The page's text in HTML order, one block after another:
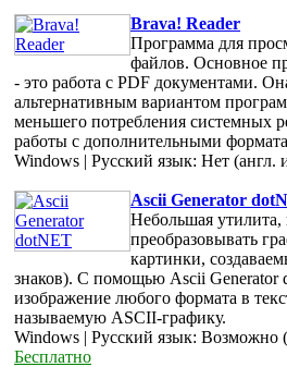
Brava! Reader
Программа для
файлов. Основное
- это работа с PDF документами.
альтернативным вариантом
меньшего потребления системных
работы с дополнительными
Windows | Русский язык: Нет (англ.
Ascii Generator
Небольшая
преобразовывать
картинки,
знаков). С помощью Ascii Generator
изображение любого формата в
называемую ASCII-графику.
Windows | Русский язык: Возможно
Бесплатно